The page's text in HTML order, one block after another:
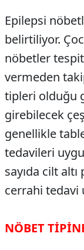
Epilepsi
belirtiliyor.
nöbetler tespit
vermeden
tipleri olduğu
girebilecek
genellikle
tedavileri
sayıda cilt
cerrahi tedavi
NÖBET